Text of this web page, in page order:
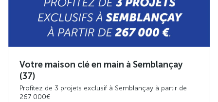
Votre maison clé en main à Semblançay
(37)
Profitez de 3 projets exclusif à Semblançay à partir de
267 000€